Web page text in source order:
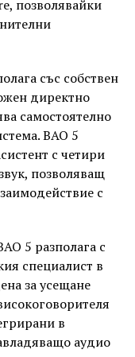
позволявайки
със собствен
директно
самостоятелно
BAO 5
с четири
позволяващ
с
5 разполага с
специалист в
за усещане
в
аудио